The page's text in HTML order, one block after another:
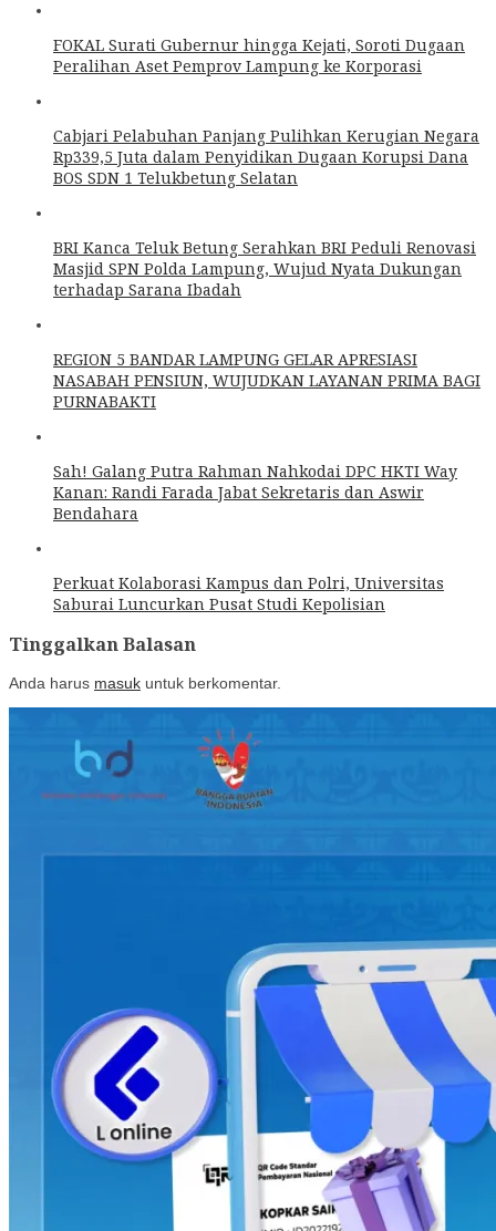
FOKAL Surati Gubernur hingga Kejati, Soroti Dugaan
Peralihan Aset Pemprov Lampung ke Korporasi
Cabjari Pelabuhan Panjang Pulihkan Kerugian Negara
Rp339,5 Juta dalam Penyidikan Dugaan Korupsi Dana
BOS SDN 1 Telukbetung Selatan
BRI Kanca Teluk Betung Serahkan BRI Peduli Renovasi
Masjid SPN Polda Lampung, Wujud Nyata Dukungan
terhadap Sarana Ibadah
REGION 5 BANDAR LAMPUNG GELAR APRESIASI
NASABAH PENSIUN, WUJUDKAN LAYANAN PRIMA BAGI
PURNABAKTI
Sah! Galang Putra Rahman Nahkodai DPC HKTI Way
Kanan: Randi Farada Jabat Sekretaris dan Aswir
Bendahara
Perkuat Kolaborasi Kampus dan Polri, Universitas
Saburai Luncurkan Pusat Studi Kepolisian
Tinggalkan Balasan
Anda harus masuk untuk berkomentar.